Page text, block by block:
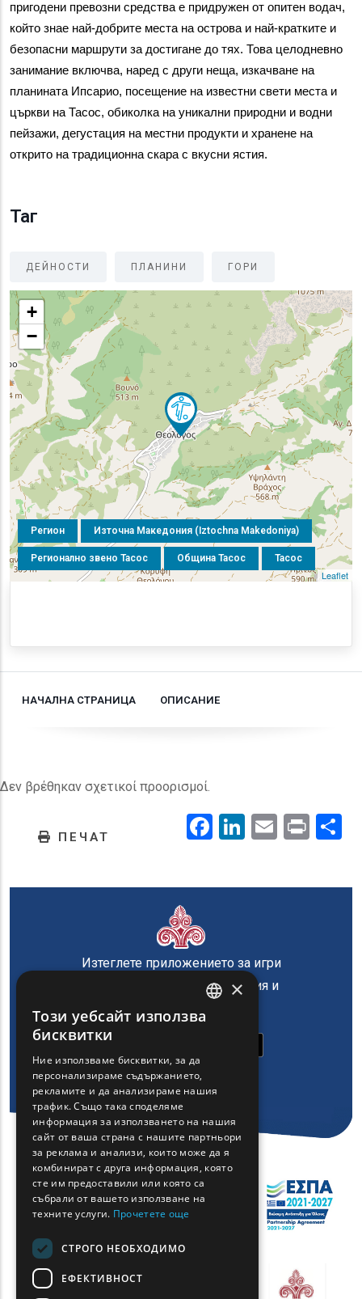
пригодени превозни средства е придружен от опитен водач,
който знае най-добрите места на острова и най-кратките и
безопасни маршрути за достигане до тях. Това целодневно
занимание включва, наред с други неща, изкачване на
планината Ипсарио, посещение на известни свети места и
църкви на Тасос, обиколка на уникални природни и водни
пейзажи, дегустация на местни продукти и хранене на
открито на традиционна скара с вкусни ястия.
Таг
ДЕЙНОСТИ ПЛАНИНИ ГОРИ
Регион Източна Македония (Iztochna Makedoniya)
Регионално звено Тасос Община Тасос Тасос
+
−
Leaflet
НАЧАЛНА СТРАНИЦА ОПИСАНИЕ
Δεν βρέθηκαν σχετικοί προορισμοί.
ПЕЧАТ Facebook
LinkedIn
EmailPrint
Изтеглете приложението за игри
на Регион Източна Македония и
ENGLISH
FRENCH
ROMANIAN
TURKISH
×
Този уебсайт използва
бисквитки
Ние използваме бисквитки, за да
персонализираме съдържанието,
рекламите и да анализираме нашия
трафик. Също така споделяме
информация за използването на нашия
сайт от ваша страна с нашите партньори
за реклама и анализи, които може да я
комбинират с друга информация, която
сте им предоставили или която са
събрали от вашето използване на
техните услуги. Прочетете още
СТРОГО НЕОБХОДИМО
ЕФЕКТИВНОСТ